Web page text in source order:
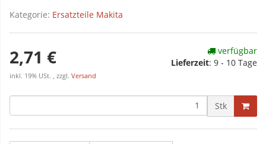
Kategorie: Ersatzteile Makita
2,71 €
inkl. 19% USt. , zzgl. Versand
verfügbar
Lieferzeit: 9 - 10 Tage
Stk